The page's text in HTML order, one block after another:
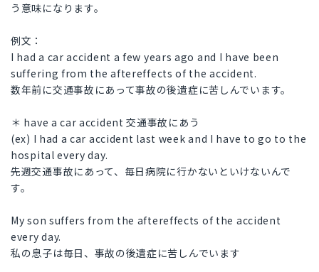
う意味になります。
例文：
I had a car accident a few years ago and I have been
suffering from the aftereffects of the accident.
数年前に交通事故にあって事故の後遺症に苦しんでいます。
＊ have a car accident 交通事故にあう
(ex) I had a car accident last week and I have to go to the
hospital every day.
先週交通事故にあって、毎日病院に行かないといけないんで
す。
My son suffers from the aftereffects of the accident
every day.
私の息子は毎日、事故の後遺症に苦しんでいます